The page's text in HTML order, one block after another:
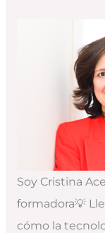
Soy Cristina
formadora💡
cómo la